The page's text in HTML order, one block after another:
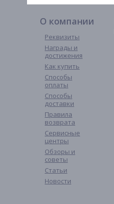
О компании
Реквизиты
Награды и
достижения
Как купить
Способы
оплаты
Способы
доставки
Правила
возврата
Сервисные
центры
Обзоры и
советы
Статьи
Новости